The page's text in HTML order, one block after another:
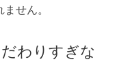
せん。
わりすぎな